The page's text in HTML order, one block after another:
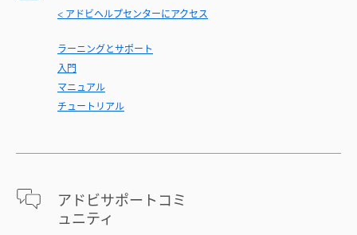
< アドビヘルプセンターにアクセス
ラーニングとサポート
入門
マニュアル
チュートリアル
アドビサポートコミ
ュニティ